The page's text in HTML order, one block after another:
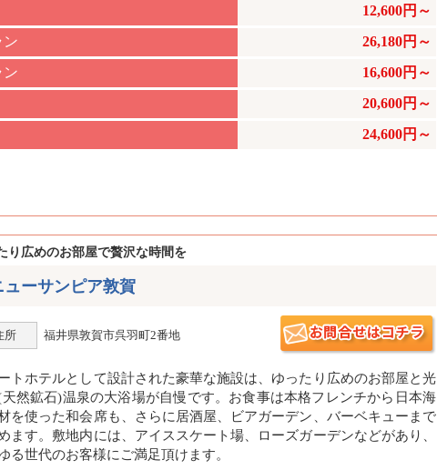
12,600円～
ン
26,180円～
ン
16,600円～
20,600円～
24,600円～
り広めのお部屋で贅沢な時間を
ューサンピア敦賀
所 福井県敦賀市呉羽町2番地
トホテルとして設計された豪華な施設は、ゆったり広めのお部屋と光
天然鉱石)温泉の大浴場が自慢です。お食事は本格フレンチから日本海
を使った和会席も、さらに居酒屋、ビアガーデン、バーベキューまで
ます。敷地内には、アイススケート場、ローズガーデンなどがあり、
る世代のお客様にご満足頂けます。